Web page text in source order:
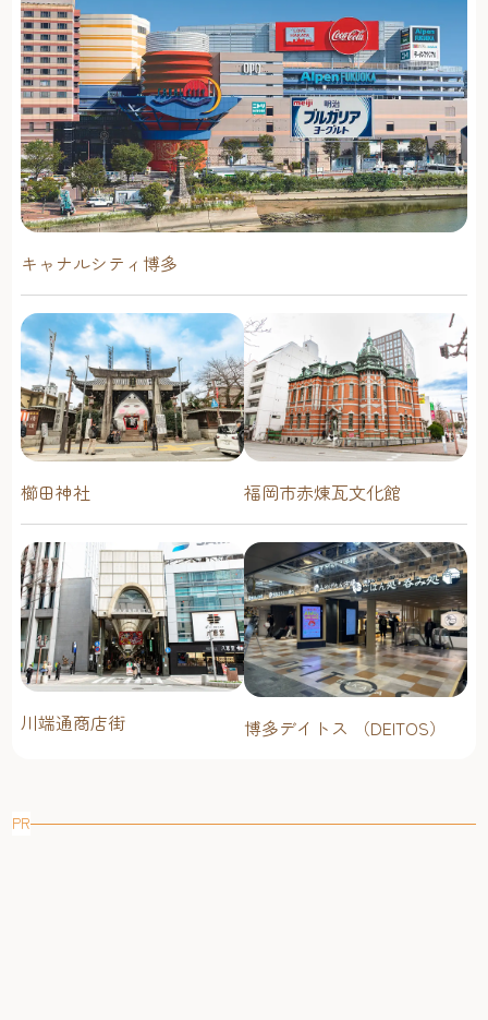
キャナルシティ博多
櫛田神社 福岡市赤煉瓦文化館
川端通商店街 博多デイトス （DEITOS）
PR